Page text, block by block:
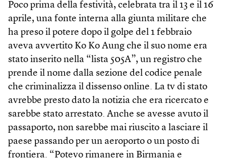
Poco prima della festività, celebrata tra il 13 e il 16
aprile, una fonte interna alla giunta militare che
ha preso il potere dopo il golpe del 1 febbraio
aveva avvertito Ko Ko Aung che il suo nome era
stato inserito nella “lista 505A”, un registro che
prende il nome dalla sezione del codice penale
che criminalizza il dissenso online. La tv di stato
avrebbe presto dato la notizia che era ricercato e
sarebbe stato arrestato. Anche se avesse avuto il
passaporto, non sarebbe mai riuscito a lasciare il
paese passando per un aeroporto o un posto di
frontiera. “Potevo rimanere in Birmania e